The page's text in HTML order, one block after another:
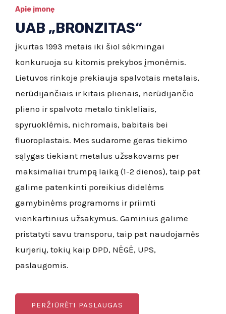
Apie įmonę
UAB „BRONZITAS“
įkurtas 1993 metais iki šiol sėkmingai
konkuruoja su kitomis prekybos įmonėmis.
Lietuvos rinkoje prekiauja spalvotais metalais,
nerūdijančiais ir kitais plienais, nerūdijančio
plieno ir spalvoto metalo tinkleliais,
spyruoklėmis, nichromais, babitais bei
fluoroplastais. Mes sudarome geras tiekimo
sąlygas tiekiant metalus užsakovams per
maksimaliai trumpą laiką (1-2 dienos), taip pat
galime patenkinti poreikius didelėms
gamybinėms programoms ir priimti
vienkartinius užsakymus. Gaminius galime
pristatyti savu transporu, taip pat naudojamės
kurjerių, tokių kaip DPD, NĖGĖ, UPS,
paslaugomis.
PERŽIŪRĖTI PASLAUGAS